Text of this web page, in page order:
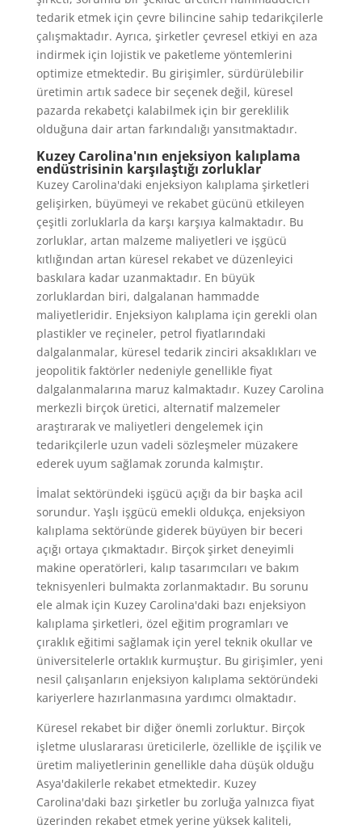
tedarik etmek için çevre bilincine sahip tedarikçilerle
çalışmaktadır. Ayrıca, şirketler çevresel etkiyi en aza
indirmek için lojistik ve paketleme yöntemlerini
optimize etmektedir. Bu girişimler, sürdürülebilir
üretimin artık sadece bir seçenek değil, küresel
pazarda rekabetçi kalabilmek için bir gereklilik
olduğuna dair artan farkındalığı yansıtmaktadır.
Kuzey Carolina'nın enjeksiyon kalıplama
endüstrisinin karşılaştığı zorluklar
Kuzey Carolina'daki enjeksiyon kalıplama şirketleri
gelişirken, büyümeyi ve rekabet gücünü etkileyen
çeşitli zorluklarla da karşı karşıya kalmaktadır. Bu
zorluklar, artan malzeme maliyetleri ve işgücü
kıtlığından artan küresel rekabet ve düzenleyici
baskılara kadar uzanmaktadır. En büyük
zorluklardan biri, dalgalanan hammadde
maliyetleridir. Enjeksiyon kalıplama için gerekli olan
plastikler ve reçineler, petrol fiyatlarındaki
dalgalanmalar, küresel tedarik zinciri aksaklıkları ve
jeopolitik faktörler nedeniyle genellikle fiyat
dalgalanmalarına maruz kalmaktadır. Kuzey Carolina
merkezli birçok üretici, alternatif malzemeler
araştırarak ve maliyetleri dengelemek için
tedarikçilerle uzun vadeli sözleşmeler müzakere
ederek uyum sağlamak zorunda kalmıştır.
İmalat sektöründeki işgücü açığı da bir başka acil
sorundur. Yaşlı işgücü emekli oldukça, enjeksiyon
kalıplama sektöründe giderek büyüyen bir beceri
açığı ortaya çıkmaktadır. Birçok şirket deneyimli
makine operatörleri, kalıp tasarımcıları ve bakım
teknisyenleri bulmakta zorlanmaktadır. Bu sorunu
ele almak için Kuzey Carolina'daki bazı enjeksiyon
kalıplama şirketleri, özel eğitim programları ve
çıraklık eğitimi sağlamak için yerel teknik okullar ve
üniversitelerle ortaklık kurmuştur. Bu girişimler, yeni
nesil çalışanların enjeksiyon kalıplama sektöründeki
kariyerlere hazırlanmasına yardımcı olmaktadır.
Küresel rekabet bir diğer önemli zorluktur. Birçok
işletme uluslararası üreticilerle, özellikle de işçilik ve
üretim maliyetlerinin genellikle daha düşük olduğu
Asya'dakilerle rekabet etmektedir. Kuzey
Carolina'daki bazı şirketler bu zorluğa yalnızca fiyat
üzerinden rekabet etmek yerine yüksek kaliteli,